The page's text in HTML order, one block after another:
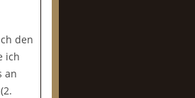
den
ich
an